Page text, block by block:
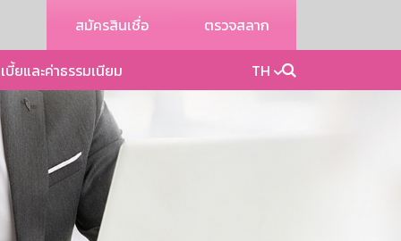
สมัครสินเชื่อ ตรวจสลาก
บี้ยและค่าธรรมเนียม TH